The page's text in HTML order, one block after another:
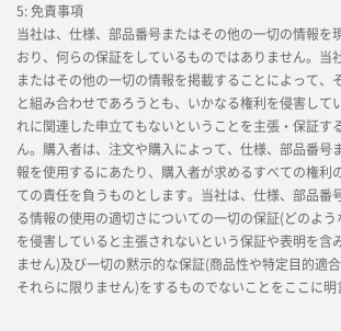
5: 免責事項
当社は、仕様、部品番号またはその他の一切の情報を
おり、何らの保証をしているものではありません。当
またはその他の一切の情報を掲載することによって、
と組み合わせであろうとも、いかなる権利を侵害して
れに関連した申立てもないということを主張・保証す
ん。購入者は、注文や購入によって、仕様、部品番号
報を使用するにあたり、購入者が求めるすべての権利
ての責任を負うものとします。当社は、仕様、部品番
る情報の使用の適切さについての一切の保証(どのよ
を侵害していると主張されないという保証や表明を含
ません)及び一切の黙示的な保証(商品性や特定目的適
それらに限りません)をするものでないことをここに明